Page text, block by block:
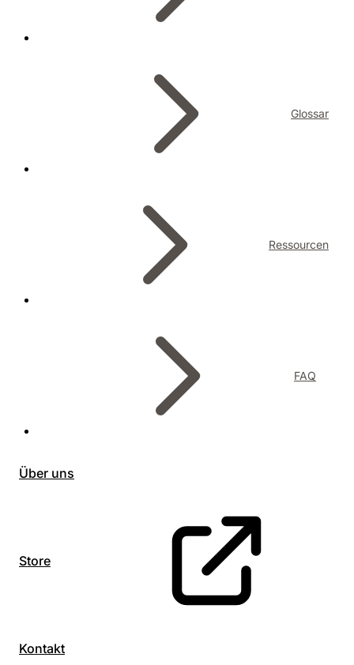
Glossar
Ressourcen
FAQ
Über uns
Store
Kontakt